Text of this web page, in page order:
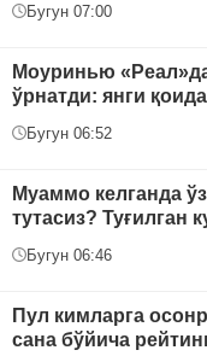
Бугун 07:00
Моуринью
ўрнатди: янги
Бугун 06:52
Муаммо келганда
тутасиз? Туғилган
Бугун 06:46
Пул кимларга
сана бўйича